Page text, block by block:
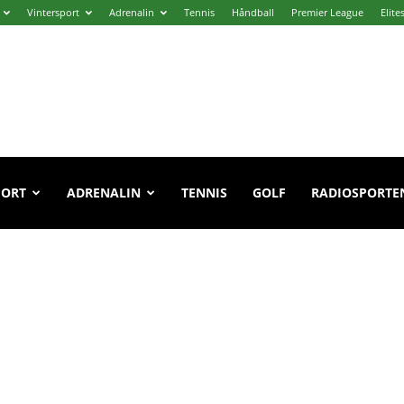
Vintersport Adrenalin Tennis Håndball Premier League
ADRENALIN TENNIS GOLF